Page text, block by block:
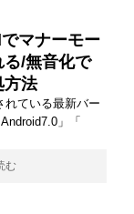
マナーモー
る/無音化で
方法
ている最新バー
」「
む